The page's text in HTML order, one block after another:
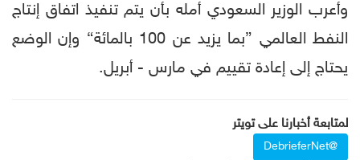
وأعرب الوزير السعودي أمله بأن يتم تنفيذ اتفاق إنتاج
النفط العالمي ”بما يزيد عن 100 بالمائة“ وإن الوضع
يحتاج إلى إعادة تقييم في مارس - أبريل.
لمتابعة أخبارنا على تويتر
@DebrieferNet